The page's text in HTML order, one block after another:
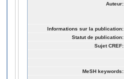
Auteur:
Informations sur la publication:
Statut de publication:
Sujet CREF:
MeSH keywords: